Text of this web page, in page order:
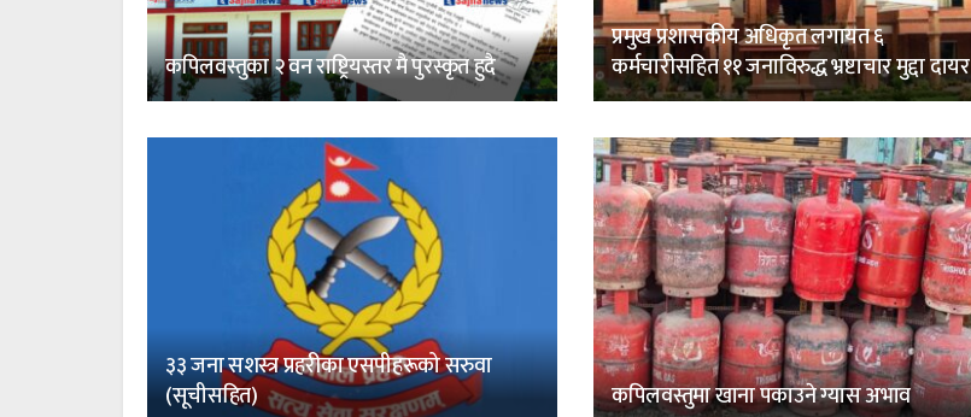
कपिलवस्तुका २ वन राष्ट्रियस्तर मै पुरस्कृत हुदै
प्रमुख प्रशासकीय अधिकृत लगायत ६
कर्मचारीसहित ११ जनाविरुद्ध भ्रष्टाचार मुद्दा दायर
३३ जना सशस्त्र प्रहरीका एसपीहरूको सरुवा
(सूचीसहित)
कपिलवस्तुमा खाना पकाउने ग्यास अभाव